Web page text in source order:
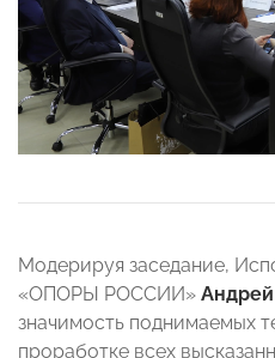
Модерируя заседание,
«ОПОРЫ РОССИИ»
значимость поднимаемых
проработке всех